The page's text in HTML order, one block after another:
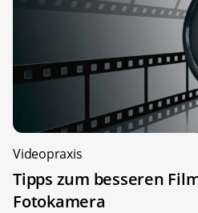
Videopraxis
Tipps zum besseren
Fotokamera